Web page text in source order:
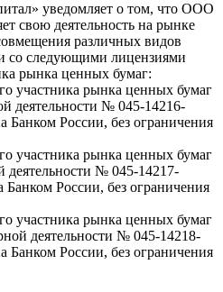
уведомляет о том, что ООО
свою деятельность на рынке
различных видов
со следующими лицензиями
рынка ценных бумаг:
участника рынка ценных бумаг
деятельности № 045-14216-
Банком России, без ограничения
участника рынка ценных бумаг
деятельности № 045-14217-
Банком России, без ограничения
участника рынка ценных бумаг
деятельности № 045-14218-
Банком России, без ограничения